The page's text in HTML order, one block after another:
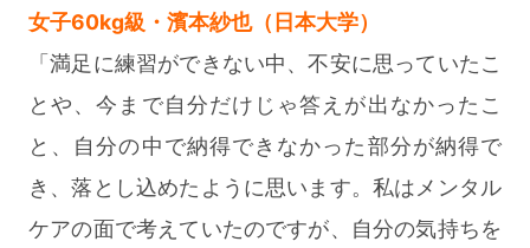
女子60kg級・濱本紗也（日本大学）
「満足に練習ができない中、不安に思っていたこ
とや、今まで自分だけじゃ答えが出なかったこ
と、自分の中で納得できなかった部分が納得で
き、落とし込めたように思います。私はメンタル
ケアの面で考えていたのですが、自分の気持ちを